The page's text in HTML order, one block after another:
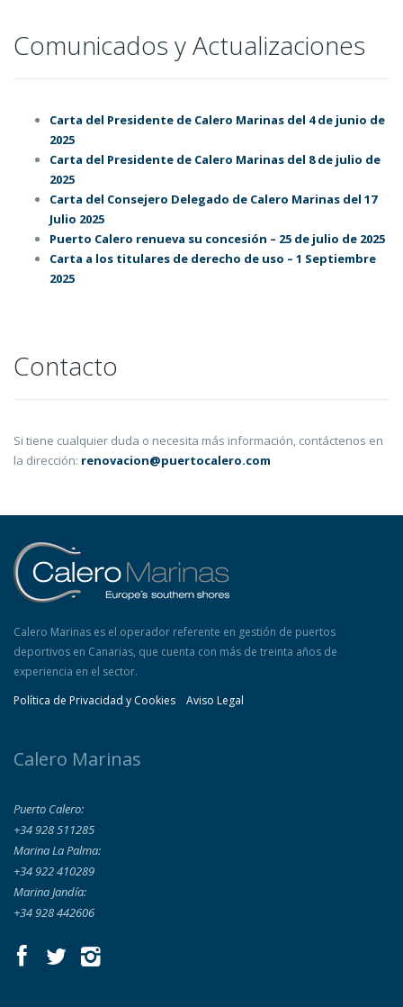
Comunicados y Actualizaciones
Carta del Presidente de Calero Marinas del 4 de junio de
2025
Carta del Presidente de Calero Marinas del 8 de julio de
2025
Carta del Consejero Delegado de Calero Marinas del 17
Julio 2025
Puerto Calero renueva su concesión – 25 de julio de 2025
Carta a los titulares de derecho de uso – 1 Septiembre
2025
Contacto
Si tiene cualquier duda o necesita más información, contáctenos en
la dirección: renovacion@puertocalero.com
Calero Marinas es el operador referente en gestión de puertos
deportivos en Canarias, que cuenta con más de treinta años de
experiencia en el sector.
Política de Privacidad y Cookies
Aviso Legal
Calero Marinas
Puerto Calero:
+34 928 511285
Marina La Palma:
+34 922 410289
Marina Jandía:
+34 928 442606